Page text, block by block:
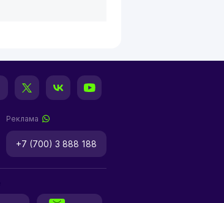
Реклама
+7 (700) 3 888 188